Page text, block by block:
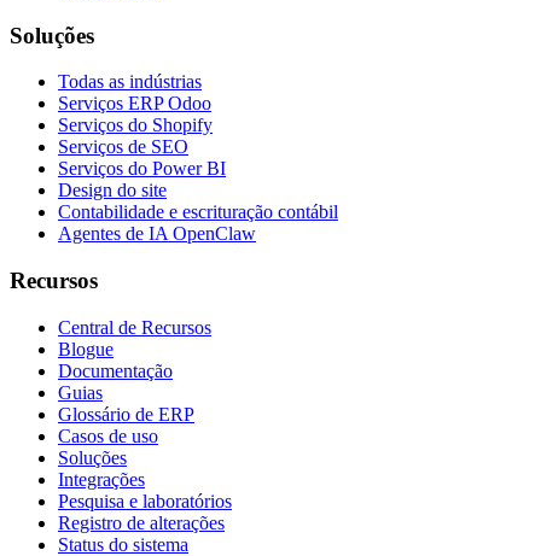
Soluções
Todas as indústrias
Serviços ERP Odoo
Serviços do Shopify
Serviços de SEO
Serviços do Power BI
Design do site
Contabilidade e escrituração contábil
Agentes de IA OpenClaw
Recursos
Central de Recursos
Blogue
Documentação
Guias
Glossário de ERP
Casos de uso
Soluções
Integrações
Pesquisa e laboratórios
Registro de alterações
Status do sistema